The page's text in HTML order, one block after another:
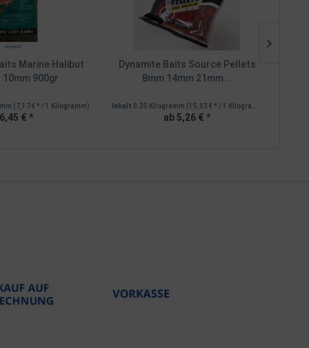
Marine Halibut
10mm 900gr
(7,17 € * / 1 Kilogramm)
6,45 € *
Dynamite Baits Source Pellets
8mm 14mm 21mm...
Inhalt 0.35 Kilogramm (15,03 € * / 1 Kilogramm)
ab 5,26 € *